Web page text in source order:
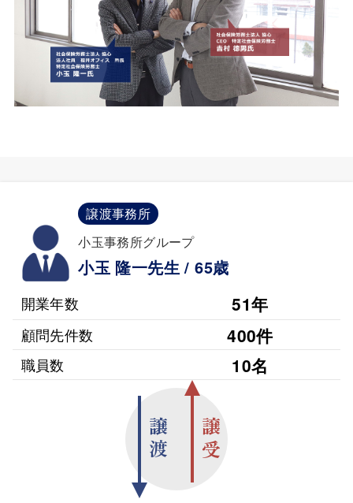
譲渡事務所
小玉事務所グループ
小玉 隆一先生 / 65歳
開業年数 51年
顧問先件数 400件
職員数 10名
譲渡 譲受